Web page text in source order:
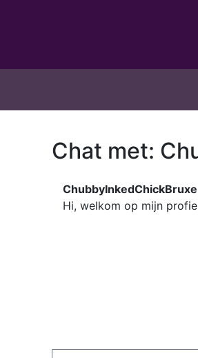
Chat met:
Hi, welkom op mijn